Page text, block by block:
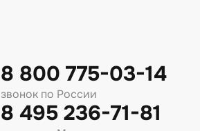
8 800 775-03-14
звонок по России
8 495 236-71-81